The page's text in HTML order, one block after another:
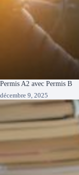
Permis A2 avec Permis B
décembre 9, 2025